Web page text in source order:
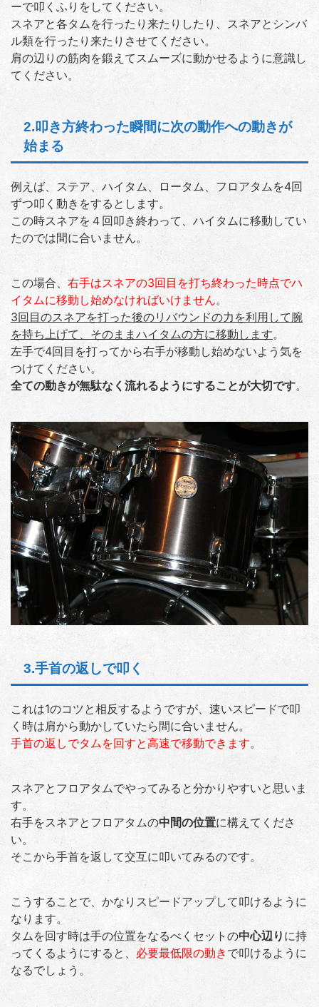
ーで叩くふりをしてください。
スネアと各タムを行ったり来たりしたり、スネアとシンバ
ル類を行ったり来たりさせてください。
肩の辺りの筋肉を鍛えてスムーズに動かせるように意識し
てください。
2.叩き方終わった瞬間に次の動作への動きが
始まる
例えば、ステア、ハイタム、ロータム、フロアタムを4回
ずつ叩く動きをするとします。
この時スネアを４回叩き終わって、ハイタムに移動してい
たのでは間に合いません。
この場合、 右手はスネアの3回目を打ち終わった時点でハ
イタムに移動し始めなければいけません。
3回目のスネアを打った後のリバウンドの力を利用して腕
を持ち上げて、そのままハイタムの方に移動します。
左手で4回目を打ってから右手が移動し始めないよう気を
つけてください。
全ての動きが無駄なく流れるようにすることが大切です。
3.手首の返しで叩く
これは1のコツと相反するようですが、速いスピードで叩
く時は肩から動かしていたら間に合いません。
手首の返しでタムを回すと高速で移動できます。
スネアとフロアタムでやってみると分かりやすいと思いま
す。
右手をスネアとフロアタムの中間の位置に構えてくださ
い。
そこから手首を返して交互に叩いてみるのです。
こうすることで、かなりスピードアップして叩けるように
なります。
タムを回す時は手の位置をなるべくセットの中心辺り に持
ってくるようにすると、 必要最低限の動き で叩けるように
なるでしょう。